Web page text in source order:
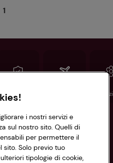
1
Assicurazioni
i nostri servizi e
sul nostro sito. Quelli di
per permettere il
Solo previo tuo
tipologie di cookie,